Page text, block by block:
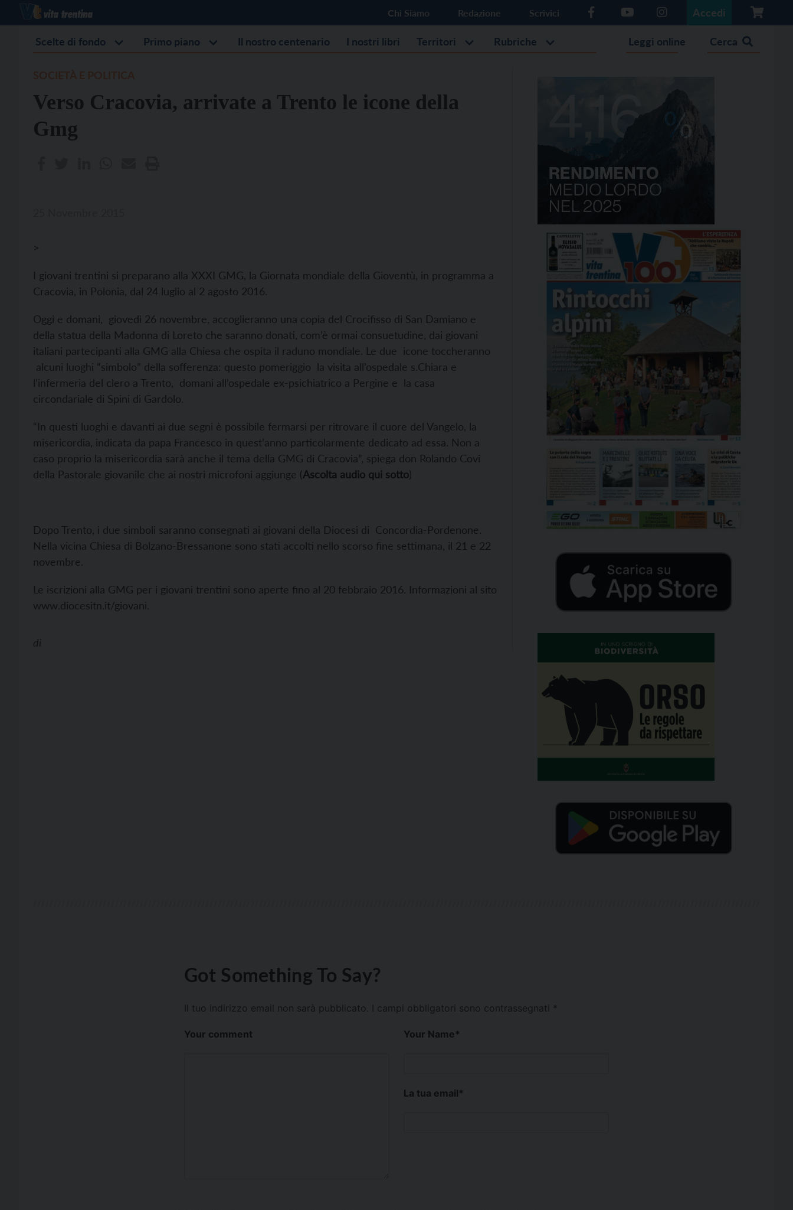
Chi Siamo Redazione Scrivici Accedi
Scelte di fondo Primo piano Il nostro centenario I nostri libri Territori Rubriche Leggi online Cerca
Verso Cracovia, arrivate a Trento le icone della
Gmg
>
I giovani trentini si preparano alla XXXI GMG, la Giornata mondiale della Gioventù, in programma a
Cracovia, in Polonia, dal 24 luglio al 2 agosto 2016.
Oggi e domani, giovedì 26 novembre, accoglieranno una copia del Crocifisso di San Damiano e
della statua della Madonna di Loreto che saranno donati, com’è ormai consuetudine, dai giovani
italiani partecipanti alla GMG alla Chiesa che ospita il raduno mondiale. Le due icone toccheranno
alcuni luoghi “simbolo” della sofferenza: questo pomeriggio la visita all’ospedale s.Chiara e
l’infermeria del clero a Trento, domani all’ospedale ex-psichiatrico a Pergine e la casa
circondariale di Spini di Gardolo.
“In questi luoghi e davanti ai due segni è possibile fermarsi per ritrovare il cuore del Vangelo, la
misericordia, indicata da papa Francesco in quest’anno particolarmente dedicato ad essa. Non a
caso proprio la misericordia sarà anche il tema della GMG di Cracovia”, spiega don Rolando Covi
della Pastorale giovanile che ai nostri microfoni aggiunge (Ascolta audio qui sotto)
Dopo Trento, i due simboli saranno consegnati ai giovani della Diocesi di Concordia-Pordenone.
Nella vicina Chiesa di Bolzano-Bressanone sono stati accolti nello scorso fine settimana, il 21 e 22
novembre.
Le iscrizioni alla GMG per i giovani trentini sono aperte fino al 20 febbraio 2016. Informazioni al sito
www.diocesitn.it/giovani.
di
Got Something To Say?
Il tuo indirizzo email non sarà pubblicato. I campi obbligatori sono contrassegnati *
Your comment Your Name*
La tua email*